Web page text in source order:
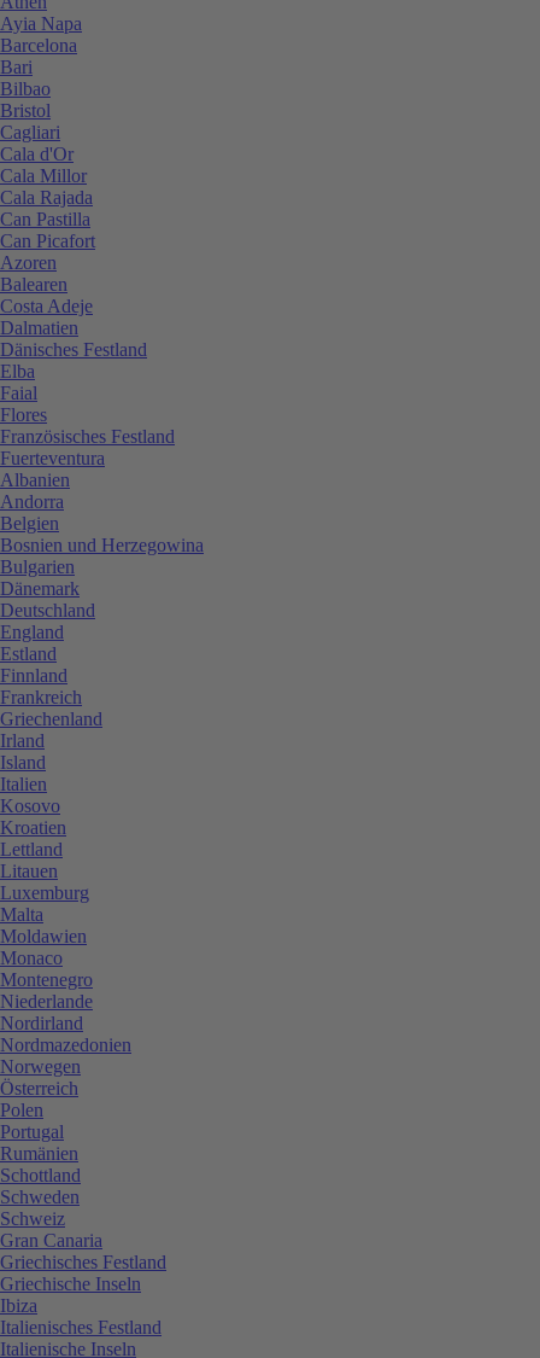
Ayia Napa
Barcelona
Bari
Bilbao
Bristol
Cagliari
Cala d'Or
Cala Millor
Cala Rajada
Can Pastilla
Can Picafort
Azoren
Balearen
Costa Adeje
Dalmatien
Dänisches Festland
Elba
Faial
Flores
Französisches Festland
Fuerteventura
Albanien
Andorra
Belgien
Bosnien und Herzegowina
Bulgarien
Dänemark
Deutschland
England
Estland
Finnland
Frankreich
Griechenland
Irland
Island
Italien
Kosovo
Kroatien
Lettland
Litauen
Luxemburg
Malta
Moldawien
Monaco
Montenegro
Niederlande
Nordirland
Nordmazedonien
Norwegen
Österreich
Polen
Portugal
Rumänien
Schottland
Schweden
Schweiz
Gran Canaria
Griechisches Festland
Griechische Inseln
Ibiza
Italienisches Festland
Italienische Inseln